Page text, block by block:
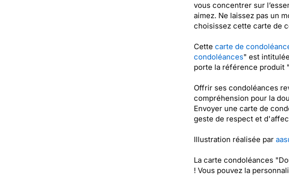
vous concentrer sur
aimez. Ne laissez pas un
choisissez cette carte de
Cette carte de
condoléances" est
porte la référence produit
Offrir ses condoléances
compréhension pour la
Envoyer une carte de
geste de respect et
Illustration réalisée par
La carte condoléances
! Vous pouvez la